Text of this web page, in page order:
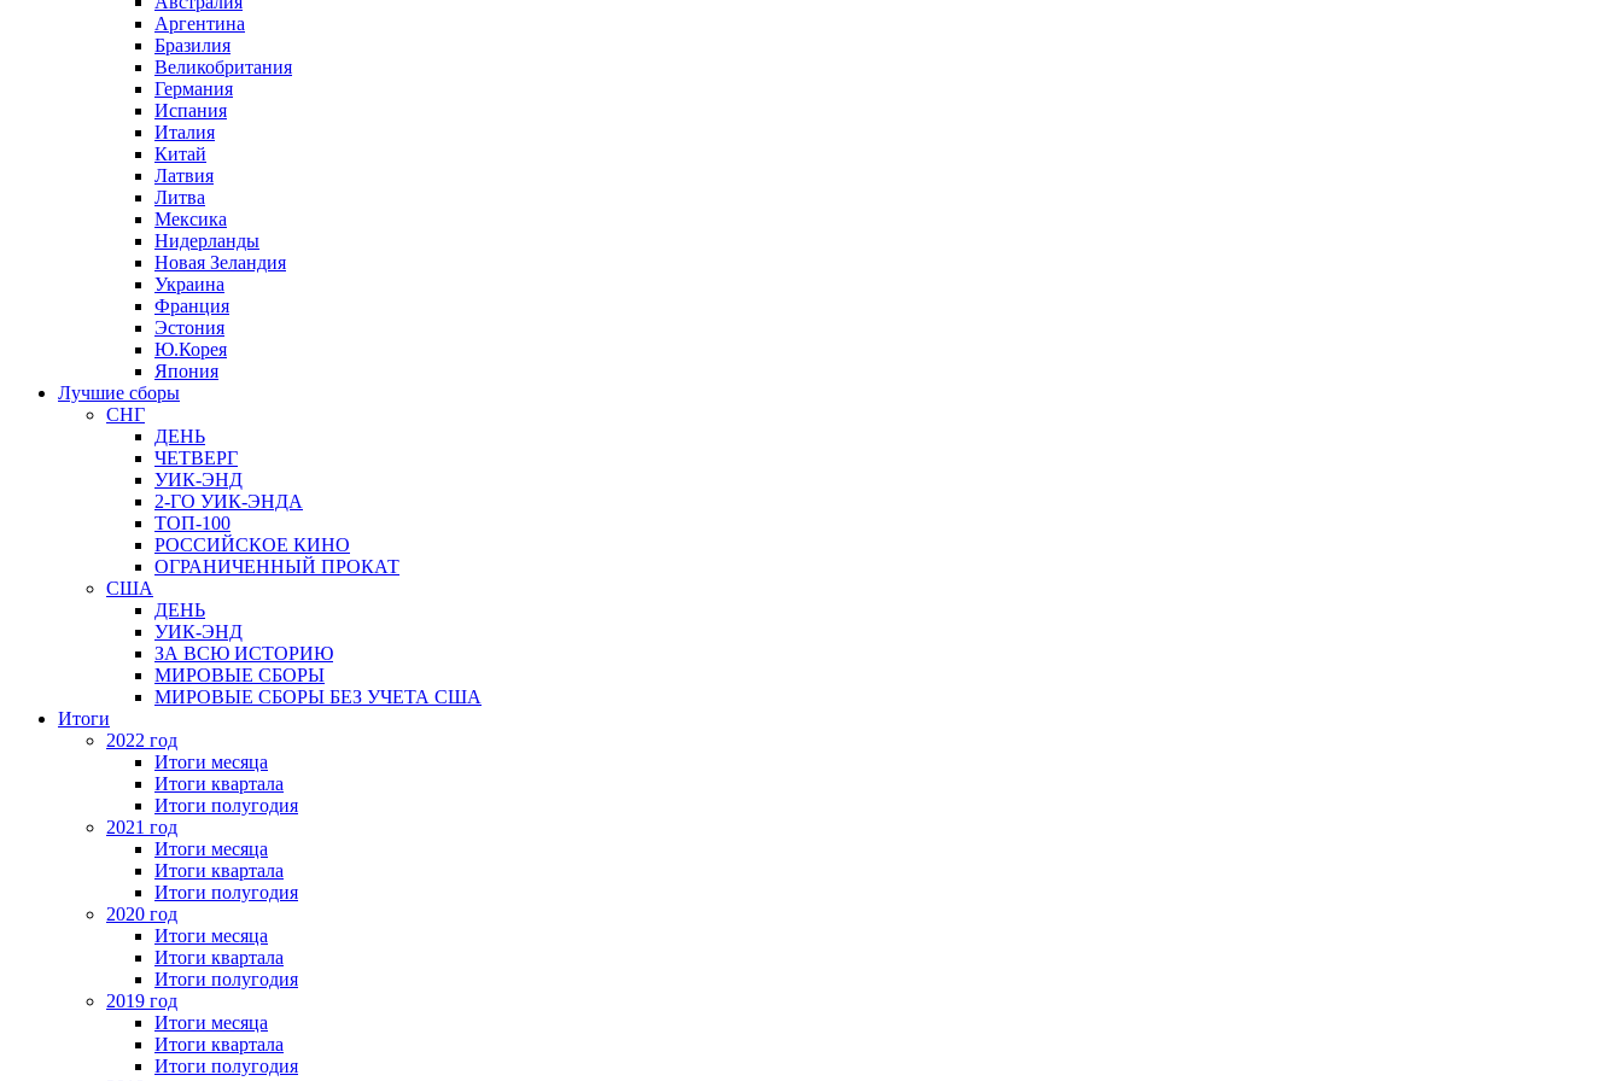
Аргентина
Бразилия
Великобритания
Германия
Испания
Италия
Китай
Латвия
Литва
Мексика
Нидерланды
Новая Зеландия
Украина
Франция
Эстония
Ю.Корея
Япония
Лучшие сборы
СНГ
ДЕНЬ
ЧЕТВЕРГ
УИК-ЭНД
2-ГО УИК-ЭНДА
ТОП-100
РОССИЙСКОЕ КИНО
ОГРАНИЧЕННЫЙ ПРОКАТ
США
ДЕНЬ
УИК-ЭНД
ЗА ВСЮ ИСТОРИЮ
МИРОВЫЕ СБОРЫ
МИРОВЫЕ СБОРЫ БЕЗ УЧЕТА США
Итоги
2022 год
Итоги месяца
Итоги квартала
Итоги полугодия
2021 год
Итоги месяца
Итоги квартала
Итоги полугодия
2020 год
Итоги месяца
Итоги квартала
Итоги полугодия
2019 год
Итоги месяца
Итоги квартала
Итоги полугодия